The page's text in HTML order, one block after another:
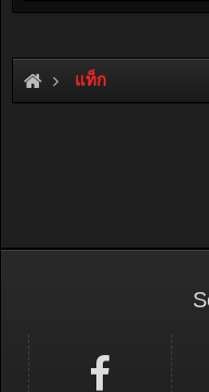
แท็ก